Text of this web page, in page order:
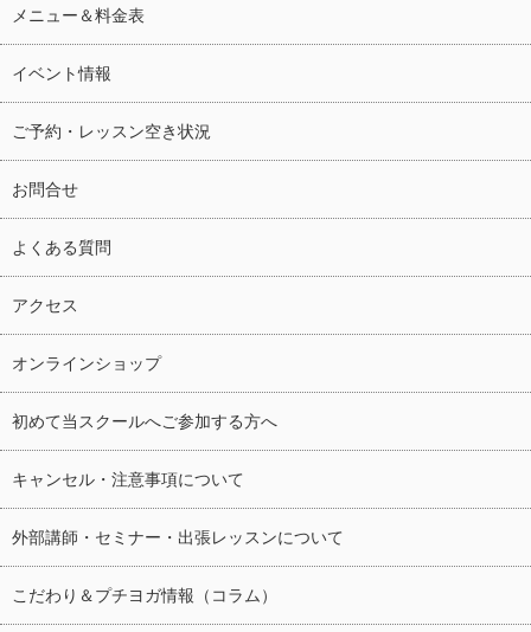
メニュー＆料金表
イベント情報
ご予約・レッスン空き状況
お問合せ
よくある質問
アクセス
オンラインショップ
初めて当スクールへご参加する方へ
キャンセル・注意事項について
外部講師・セミナー・出張レッスンについて
こだわり＆プチヨガ情報（コラム）